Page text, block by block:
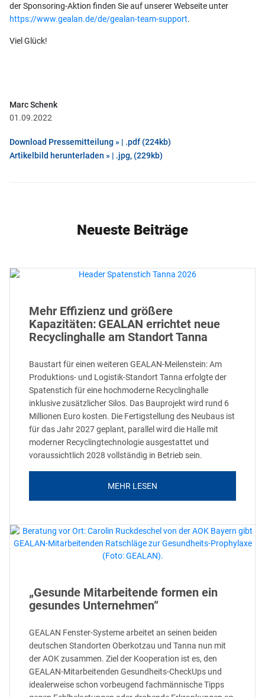
der Sponsoring-Aktion finden Sie auf unserer Webseite unter
https://www.gealan.de/de/gealan-team-support.
Viel Glück!
Marc Schenk
01.09.2022
Download Pressemitteilung » | .pdf (224kb)
Artikelbild herunterladen » | .jpg, (229kb)
Neueste Beiträge
Mehr Effizienz und größere
Kapazitäten: GEALAN errichtet neue
Recyclinghalle am Standort Tanna
Baustart für einen weiteren GEALAN-Meilenstein: Am
Produktions- und Logistik-Standort Tanna erfolgte der
Spatenstich für eine hochmoderne Recyclinghalle
inklusive zusätzlicher Silos. Das Bauprojekt wird rund 6
Millionen Euro kosten. Die Fertigstellung des Neubaus ist
für das Jahr 2027 geplant, parallel wird die Halle mit
moderner Recyclingtechnologie ausgestattet und
voraussichtlich 2028 vollständig in Betrieb sein.
MEHR LESEN
„Gesunde Mitarbeitende formen ein
gesundes Unternehmen“
GEALAN Fenster-Systeme arbeitet an seinen beiden
deutschen Standorten Oberkotzau und Tanna nun mit
der AOK zusammen. Ziel der Kooperation ist es, den
GEALAN-Mitarbeitenden Gesundheits-CheckUps und
idealerweise schon vorbeugend fachmännische Tipps